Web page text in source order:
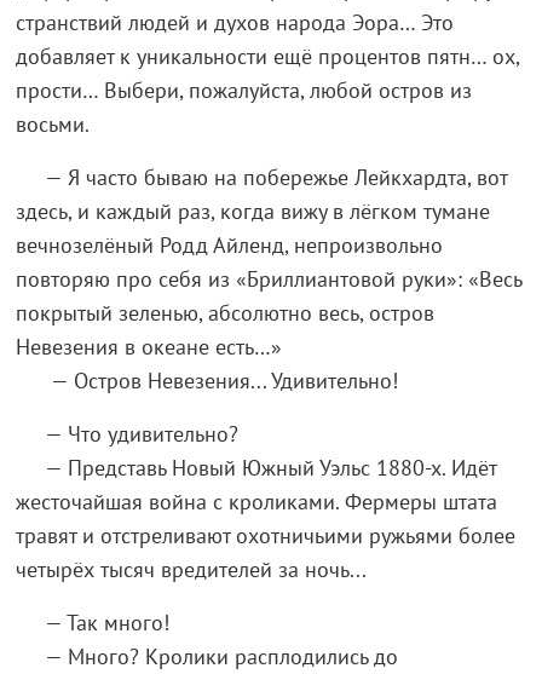
странствий людей и духов народа Эора… Это
добавляет к уникальности ещё процентов пятн… ох,
прости… Выбери, пожалуйста, любой остров из
восьми.
— Я часто бываю на побережье Лейкхардта, вот
здесь, и каждый раз, когда вижу в лёгком тумане
вечнозелёный Родд Айленд, непроизвольно
повторяю про себя из «Бриллиантовой руки»: «Весь
покрытый зеленью, абсолютно весь, остров
Невезения в океане есть…»
— Остров Невезения... Удивительно!
— Что удивительно?
— Представь Новый Южный Уэльс 1880-х. Идёт
жесточайшая война с кроликами. Фермеры штата
травят и отстреливают охотничьими ружьями более
четырёх тысяч вредителей за ночь...
— Так много!
— Много? Кролики расплодились до